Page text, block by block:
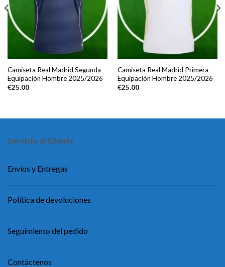
Camiseta Real Madrid Segunda
Equipación Hombre 2025/2026
€25.00
Camiseta Real Madrid Primera
Equipación Hombre 2025/2026
€25.00
Servicio al Cliente
Envíos y Entregas
Política de devoluciones
Seguimiento del pedido
Contáctenos